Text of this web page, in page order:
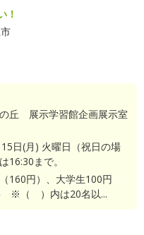
！
丘 展示学習館企画展示室
日(月) 火曜日（祝日の場
16:30まで。
160円）、大学生100円
※（ ）内は20名以...